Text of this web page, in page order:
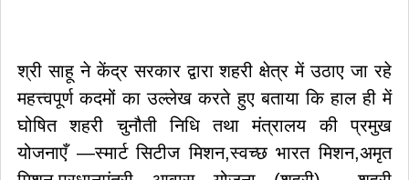
श्री साहू ने केंद्र सरकार द्वारा शहरी क्षेत्र में उठाए जा रहे
महत्त्वपूर्ण कदमों का उल्लेख करते हुए बताया कि हाल ही में
घोषित शहरी चुनौती निधि तथा मंत्रालय की प्रमुख
योजनाएँ —स्मार्ट सिटीज मिशन,स्वच्छ भारत मिशन,अमृत